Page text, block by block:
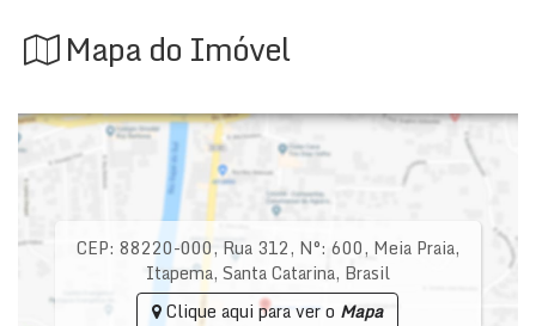
Mapa do Imóvel
CEP: 88220-000, Rua 312, N°: 600, Meia Praia,
Itapema, Santa Catarina, Brasil
Clique aqui para ver o Mapa